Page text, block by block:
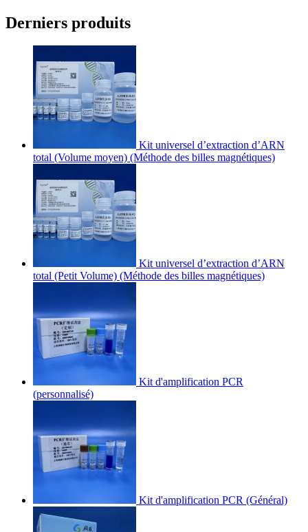
Derniers produits
Kit universel d’extraction d’ARN
total (Volume moyen) (Méthode des billes magnétiques)
Kit universel d’extraction d’ARN
total (Petit Volume) (Méthode des billes magnétiques)
Kit d'amplification PCR
(personnalisé)
Kit d'amplification PCR (Général)